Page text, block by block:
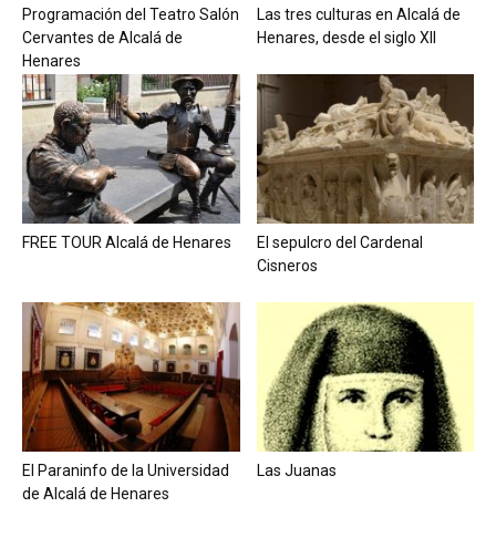
Programación del Teatro Salón
Cervantes de Alcalá de
Henares
Las tres culturas en Alcalá de
Henares, desde el siglo XII
FREE TOUR Alcalá de Henares
El sepulcro del Cardenal
Cisneros
El Paraninfo de la Universidad
de Alcalá de Henares
Las Juanas